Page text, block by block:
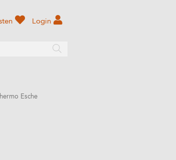
Login
Esche